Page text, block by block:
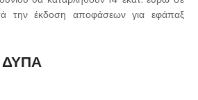
την έκδοση αποφάσεων για εφάπαξ
ΔΥΠΑ